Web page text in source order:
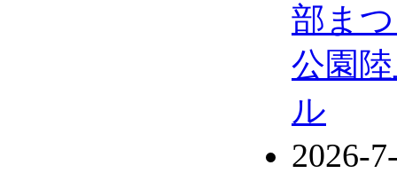
部ま
公園
ル
2026-